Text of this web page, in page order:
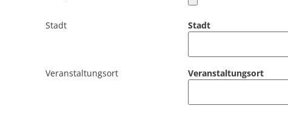
Stadt Stadt
Veranstaltungsort Veranstaltungsort